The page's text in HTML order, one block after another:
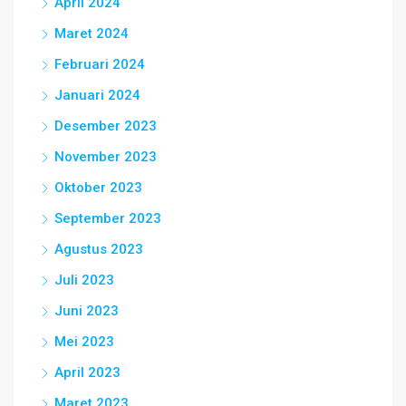
Maret 2024
Februari 2024
Januari 2024
Desember 2023
November 2023
Oktober 2023
September 2023
Agustus 2023
Juli 2023
Juni 2023
Mei 2023
April 2023